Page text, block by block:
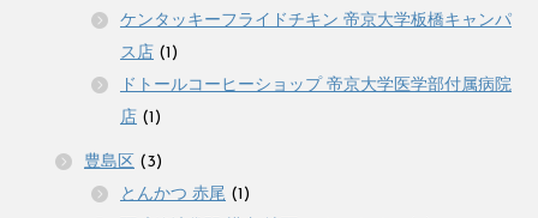
ケンタッキーフライドチキン 帝京大学板橋キャンパ
ス店 (1)
ドトールコーヒーショップ 帝京大学医学部付属病院
店 (1)
豊島区 (3)
とんかつ 赤尾 (1)